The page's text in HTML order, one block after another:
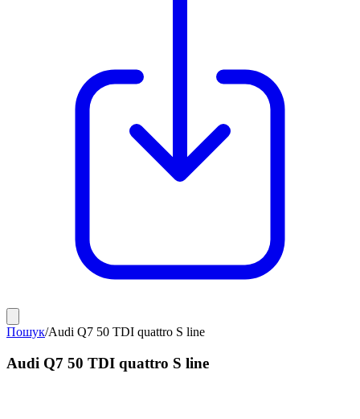
Пошук/Audi Q7 50 TDI quattro S line
Audi Q7 50 TDI quattro S line